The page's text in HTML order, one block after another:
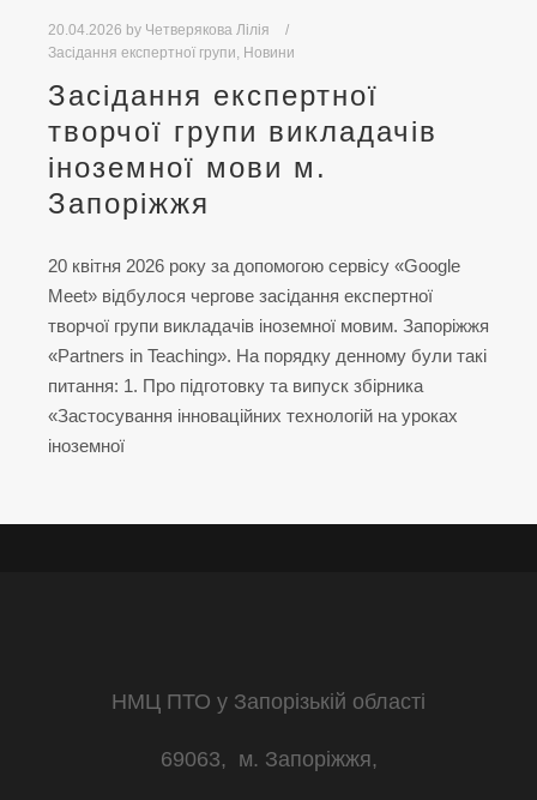
20.04.2026 by Четверякова Лілія
Засідання експертної групи
Новини
Засідання експертної
творчої групи викладачів
іноземної мови м.
Запоріжжя
20 квітня 2026 року за допомогою сервісу «Google
Meet» відбулося чергове засідання експертної
творчої групи викладачів іноземної мовим. Запоріжжя
«Partners in Teaching». На порядку денному були такі
питання: 1. Про підготовку та випуск збірника
«Застосування інноваційних технологій на уроках
іноземної
НМЦ ПТО у Запорізькій області
69063, м. Запоріжжя,